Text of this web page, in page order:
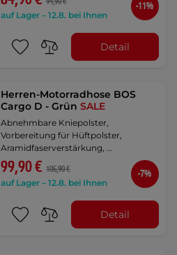
auf Lager – 12.8. bei Ihnen
-11%
Detail
Herren-Motorradhose BOS
Cargo D - GrünSALE
Abnehmbare Kniepolster,
Vorbereitung für Hüftpolster,
Aramidfaserverstärkung, …
99,90 € 106,90 €
auf Lager – 12.8. bei Ihnen
-7%
Detail